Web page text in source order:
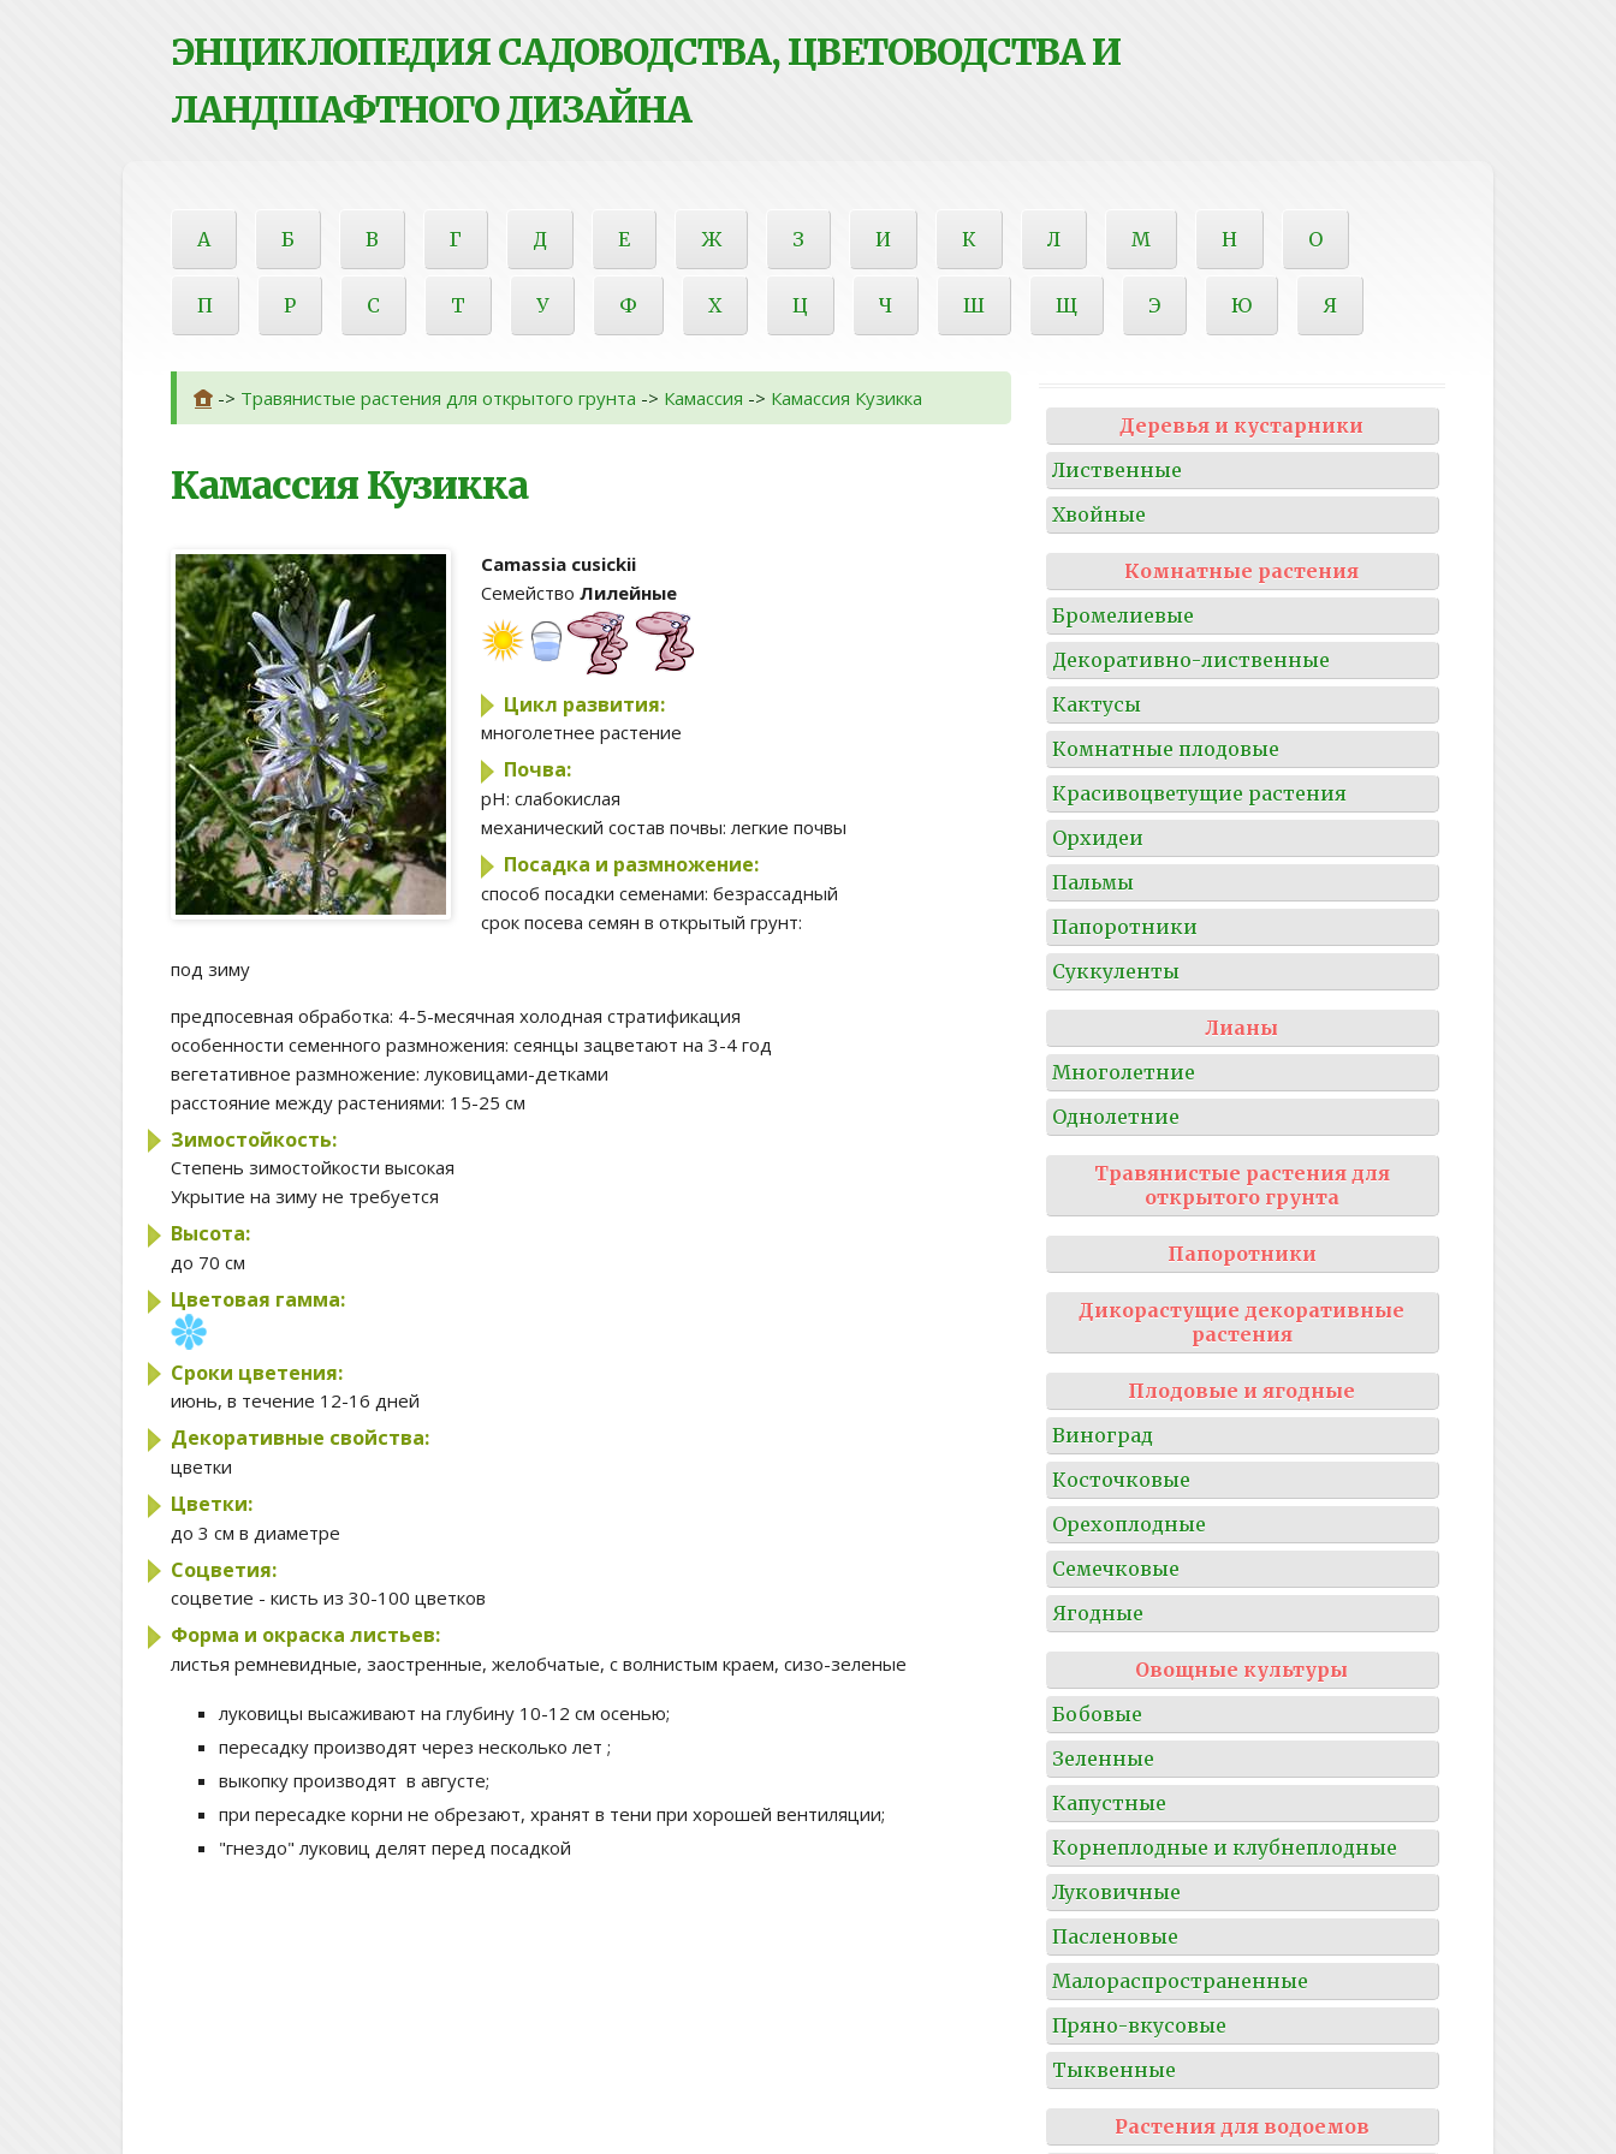
ЭНЦИКЛОПЕДИЯ САДОВОДСТВА, ЦВЕТОВОДСТВА И
ЛАНДШАФТНОГО ДИЗАЙНА
А Б В Г Д Е Ж З И К Л М Н О
П Р С Т У Ф Х Ц Ч Ш Щ Э Ю Я
-> Травянистые растения для открытого грунта -> Камассия -> Камассия Кузикка
Камассия Кузикка
Camassia cusickii
Семейство Лилейные
Цикл развития:
многолетнее растение
Почва:
pH: слабокислая
механический состав почвы: легкие почвы
Посадка и размножение:
способ посадки семенами: безрассадный
срок посева семян в открытый грунт:
под зиму
предпосевная обработка: 4-5-месячная холодная стратификация
особенности семенного размножения: сеянцы зацветают на 3-4 год
вегетативное размножение: луковицами-детками
расстояние между растениями: 15-25 см
Зимостойкость:
Степень зимостойкости высокая
Укрытие на зиму не требуется
Высота:
до 70 см
Цветовая гамма:
Сроки цветения:
июнь, в течение 12-16 дней
Декоративные свойства:
цветки
Цветки:
до 3 см в диаметре
Соцветия:
соцветие - кисть из 30-100 цветков
Форма и окраска листьев:
листья ремневидные, заостренные, желобчатые, с волнистым краем, сизо-зеленые
луковицы высаживают на глубину 10-12 см осенью;
пересадку производят через несколько лет ;
выкопку производят в августе;
при пересадке корни не обрезают, хранят в тени при хорошей вентиляции;
"гнездо" луковиц делят перед посадкой
Деревья и кустарники
Лиственные
Хвойные
Комнатные растения
Бромелиевые
Декоративно-лиственные
Кактусы
Комнатные плодовые
Красивоцветущие растения
Орхидеи
Пальмы
Папоротники
Суккуленты
Лианы
Многолетние
Однолетние
Травянистые растения для
открытого грунта
Папоротники
Дикорастущие декоративные
растения
Плодовые и ягодные
Виноград
Косточковые
Орехоплодные
Семечковые
Ягодные
Овощные культуры
Бобовые
Зеленные
Капустные
Корнеплодные и клубнеплодные
Луковичные
Пасленовые
Малораспространенные
Пряно-вкусовые
Тыквенные
Растения для водоемов